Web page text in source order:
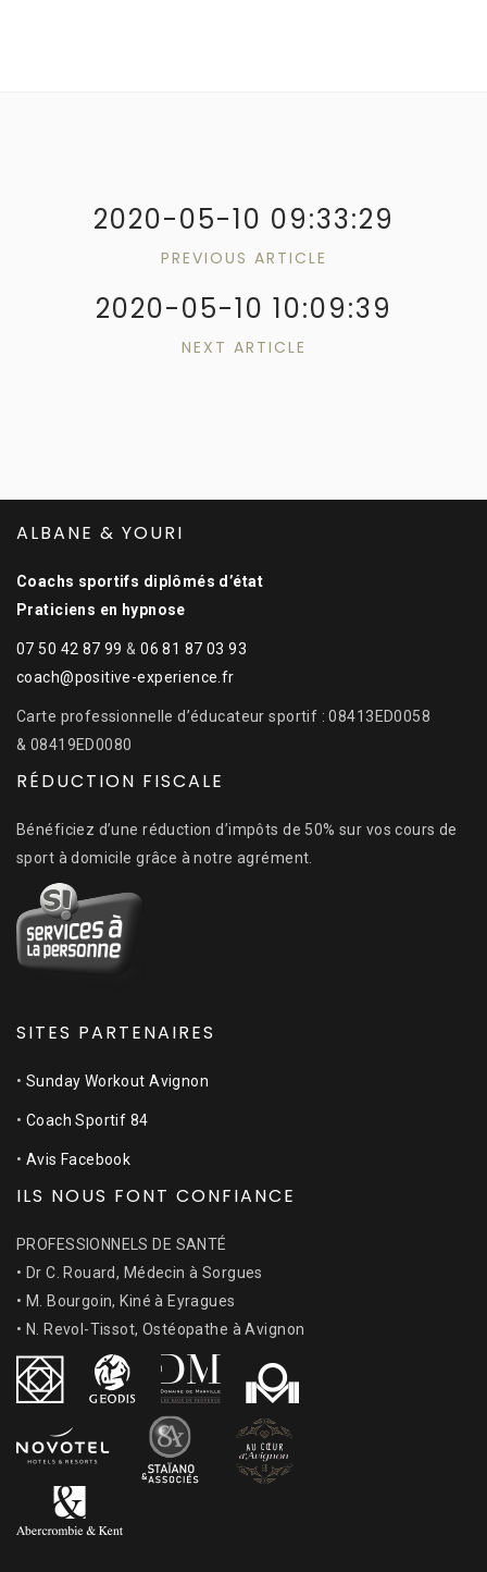
2020-05-10 09:33:29
PREVIOUS ARTICLE
2020-05-10 10:09:39
NEXT ARTICLE
ALBANE & YOURI
Coachs sportifs diplômés d’état
Praticiens en hypnose
07 50 42 87 99 &06 81 87 03 93
coach@positive-experience.fr
Carte professionnelle d’éducateur sportif : 08413ED0058
& 08419ED0080
RÉDUCTION FISCALE
Bénéficiez d’une réduction d’impôts de 50% sur vos cours de
sport à domicile grâce à notre agrément.
SITES PARTENAIRES
• Sunday Workout Avignon
• Coach Sportif 84
• Avis Facebook
ILS NOUS FONT CONFIANCE
PROFESSIONNELS DE SANTÉ
• Dr C. Rouard, Médecin à Sorgues
• M. Bourgoin, Kiné à Eyragues
• N. Revol-Tissot, Ostéopathe à Avignon